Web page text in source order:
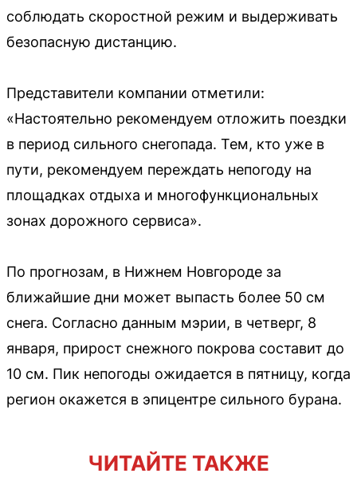
соблюдать скоростной режим и выдерживать
безопасную дистанцию.
Представители компании отметили:
«Настоятельно рекомендуем отложить поездки
в период сильного снегопада. Тем, кто уже в
пути, рекомендуем переждать непогоду на
площадках отдыха и многофункциональных
зонах дорожного сервиса».
По прогнозам, в Нижнем Новгороде за
ближайшие дни может выпасть более 50 см
снега. Согласно данным мэрии, в четверг, 8
января, прирост снежного покрова составит до
10 см. Пик непогоды ожидается в пятницу, когда
регион окажется в эпицентре сильного бурана.
ЧИТАЙТЕ ТАКЖЕ